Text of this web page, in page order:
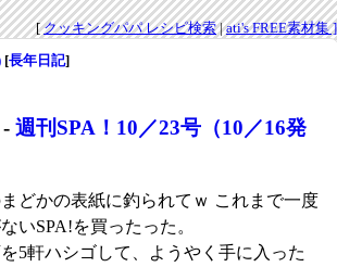
[クッキングパパ レシピ検索|ati's FREE素材集 ]
[長年日記]
-週刊SPA！10／23号（10／16発
どかの表紙に釣られてｗ これまで一度
いSPA!を買ったった。
5軒ハシゴして、ようやく手に入った